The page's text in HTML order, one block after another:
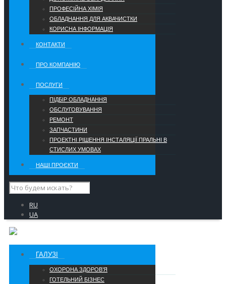
ПРОФЕСІЙНА ХІМІЯ
ОБЛАДНАННЯ ДЛЯ АКВАЧИСТКИ
КОРИСНА ІНФОРМАЦІЯ
КОНТАКТИ
ПРО КОМПАНІЮ
ПОСЛУГИ
ПІДБІР ОБЛАДНАННЯ
ОБСЛУГОВУВАННЯ
РЕМОНТ
ЗАПЧАСТИНИ
ПРОЕКТНІ РІШЕННЯ ІНСТАЛЯЦІЇ ПРАЛЬНІ В
СТИСЛИХ УМОВАХ
НАШІ ПРОЄКТИ
RU
UA
ГАЛУЗІ
ОХОРОНА ЗДОРОВ’Я
ГОТЕЛЬНИЙ БІЗНЕС